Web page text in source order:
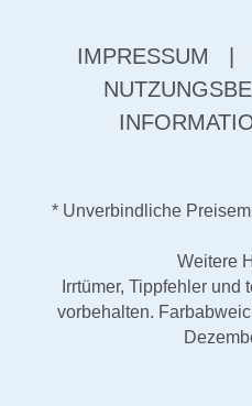
IMPRESSUM
* Unverbindliche
Weitere
Irrtümer, Tippfehler
vorbehalten.